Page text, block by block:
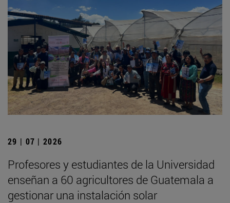
29 | 07 | 2026
Profesores y estudiantes de la Universidad
enseñan a 60 agricultores de Guatemala a
gestionar una instalación solar